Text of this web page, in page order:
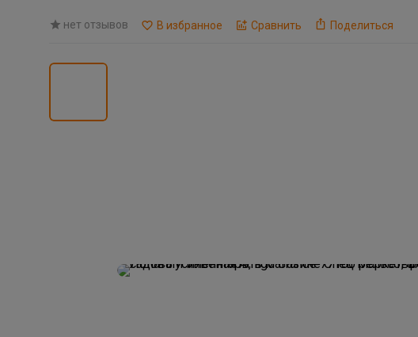
нет отзывов В избранное Сравнить Поделиться